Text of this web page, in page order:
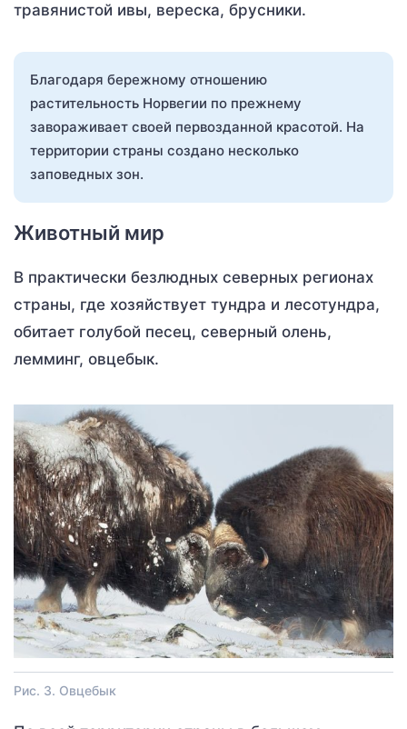
травянистой ивы, вереска, брусники.
Благодаря бережному отношению
растительность Норвегии по прежнему
завораживает своей первозданной красотой. На
территории страны создано несколько
заповедных зон.
Животный мир
В практически безлюдных северных регионах
страны, где хозяйствует тундра и лесотундра,
обитает голубой песец, северный олень,
лемминг, овцебык.
Рис. 3. Овцебык